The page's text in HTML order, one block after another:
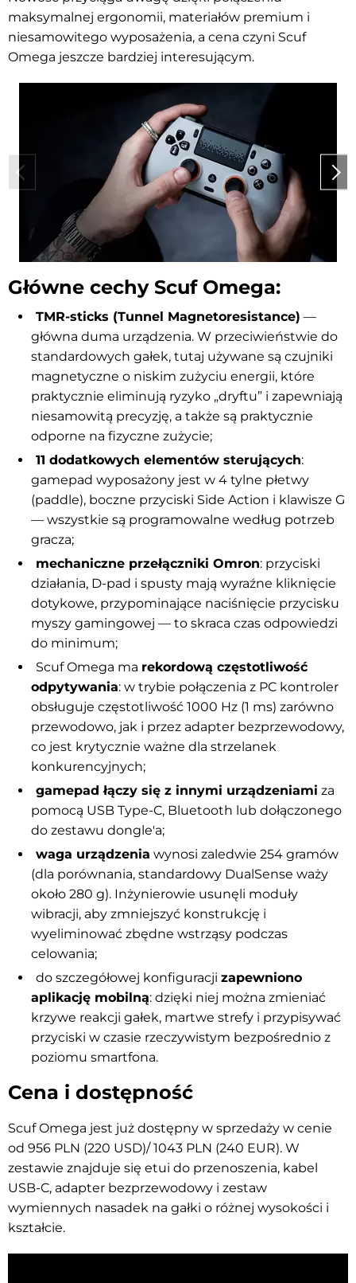
maksymalnej ergonomii, materiałów premium i
niesamowitego wyposażenia, a cena czyni Scuf
Omega jeszcze bardziej interesującym.
Główne cechy Scuf Omega:
TMR-sticks (Tunnel Magnetoresistance) —
główna duma urządzenia. W przeciwieństwie do
standardowych gałek, tutaj używane są czujniki
magnetyczne o niskim zużyciu energii, które
praktycznie eliminują ryzyko „dryftu” i zapewniają
niesamowitą precyzję, a także są praktycznie
odporne na fizyczne zużycie;
11 dodatkowych elementów sterujących:
gamepad wyposażony jest w 4 tylne płetwy
(paddle), boczne przyciski Side Action i klawisze G
— wszystkie są programowalne według potrzeb
gracza;
mechaniczne przełączniki Omron: przyciski
działania, D-pad i spusty mają wyraźne kliknięcie
dotykowe, przypominające naciśnięcie przycisku
myszy gamingowej — to skraca czas odpowiedzi
do minimum;
Scuf Omega ma rekordową częstotliwość
odpytywania: w trybie połączenia z PC kontroler
obsługuje częstotliwość 1000 Hz (1 ms) zarówno
przewodowo, jak i przez adapter bezprzewodowy,
co jest krytycznie ważne dla strzelanek
konkurencyjnych;
gamepad łączy się z innymi urządzeniami za
pomocą USB Type-C, Bluetooth lub dołączonego
do zestawu dongle'a;
waga urządzenia wynosi zaledwie 254 gramów
(dla porównania, standardowy DualSense waży
około 280 g). Inżynierowie usunęli moduły
wibracji, aby zmniejszyć konstrukcję i
wyeliminować zbędne wstrząsy podczas
celowania;
do szczegółowej konfiguracji zapewniono
aplikację mobilną: dzięki niej można zmieniać
krzywe reakcji gałek, martwe strefy i przypisywać
przyciski w czasie rzeczywistym bezpośrednio z
poziomu smartfona.
Cena i dostępność
Scuf Omega jest już dostępny w sprzedaży w cenie
od 956 PLN (220 USD)/ 1043 PLN (240 EUR). W
zestawie znajduje się etui do przenoszenia, kabel
USB-C, adapter bezprzewodowy i zestaw
wymiennych nasadek na gałki o różnej wysokości i
kształcie.